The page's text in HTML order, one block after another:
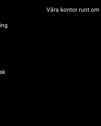
Våra kontor runt om